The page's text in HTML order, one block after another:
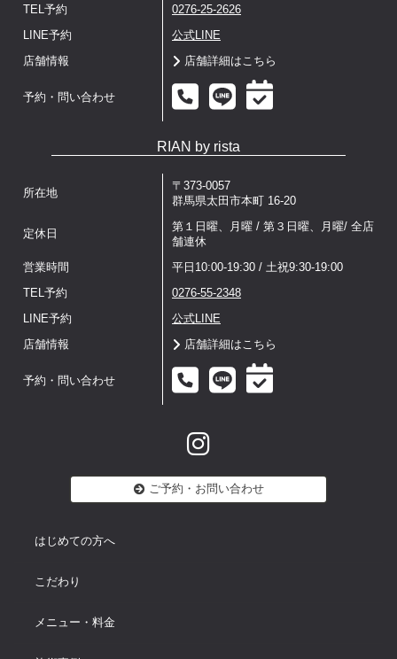
TEL予約 0276-25-2626
LINE予約 公式LINE
店舗情報 店舗詳細はこちら
予約・問い合わせ
RIAN by rista
所在地
〒373-0057
群馬県太田市本町 16-20
定休日
第１日曜、月曜 / 第３日曜、月曜/ 全店
舗連休
営業時間 平日10:00-19:30 / 土祝9:30-19:00
TEL予約 0276-55-2348
LINE予約 公式LINE
店舗情報 店舗詳細はこちら
予約・問い合わせ
ご予約・お問い合わせ
はじめての方へ
こだわり
メニュー・料金